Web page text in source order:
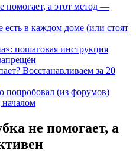
помогает, а этот метод —
есть в каждом доме (или стоят
пошаговая инструкция
Восстанавливаем за 20
попробовал (из форумов)
не помогает, а